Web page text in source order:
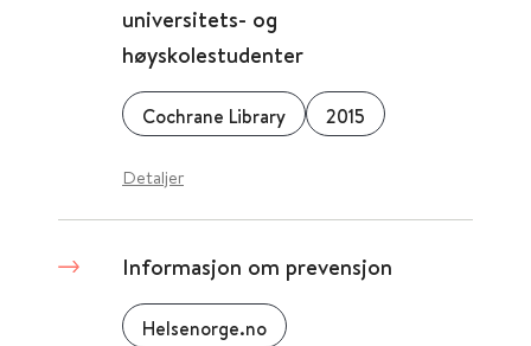
universitets- og
høyskolestudenter
Cochrane Library 2015
Detaljer
Informasjon om prevensjon
Helsenorge.no